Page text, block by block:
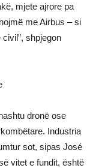
mjete ajrore pa
me Airbus – si
shpjegon
dronë ose
Industria
sot, sipas José
vitet e fundit, është